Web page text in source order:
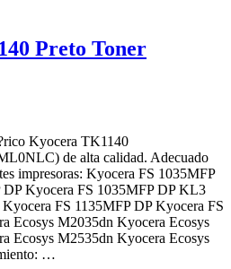
Preto Toner
Kyocera TK1140
de alta calidad. Adecuado
impresoras: Kyocera FS 1035MFP
Kyocera FS 1035MFP DP KL3
FS 1135MFP DP Kyocera FS
Ecosys M2035dn Kyocera Ecosys
Ecosys M2535dn Kyocera Ecosys
…